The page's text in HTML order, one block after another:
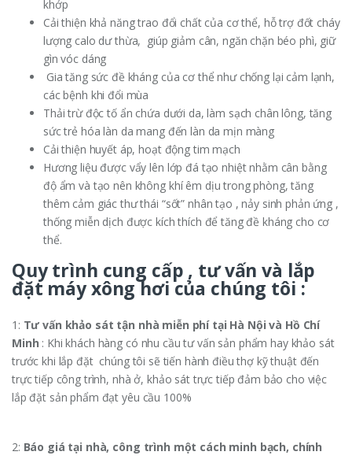
khớp
Cải thiện khả năng trao đổi chất của cơ thể, hỗ trợ đốt cháy
lượng calo dư thừa, giúp giảm cân, ngăn chặn béo phì, giữ
gìn vóc dáng
Gia tăng sức đề kháng của cơ thể như chống lại cảm lạnh,
các bệnh khi đổi mùa
Thải trừ độc tố ẩn chứa dưới da, làm sạch chân lông, tăng
sức trẻ hóa làn da mang đến làn da mịn màng
Cải thiện huyết áp, hoạt động tim mạch
Hương liệu được vẩy lên lớp đá tạo nhiệt nhằm cân bằng
độ ẩm và tạo nên không khí êm dịu trong phòng, tăng
thêm cảm giác thư thái “sốt” nhân tạo , nảy sinh phản ứng ,
thống miễn dịch được kích thích để tăng đề kháng cho cơ
thể.
Quy trình cung cấp , tư vấn và lắp
đặt máy xông hơi của chúng tôi :
1: Tư vấn khảo sát tận nhà miễn phí tại Hà Nội và Hồ Chí
Minh : Khi khách hàng có nhu cầu tư vấn sản phẩm hay khảo sát
trước khi lắp đặt chúng tôi sẽ tiến hành điều thợ kỹ thuật đến
trực tiếp công trình, nhà ở, khảo sát trực tiếp đảm bảo cho việc
lắp đặt sản phẩm đạt yêu cầu 100%
2: Báo giá tại nhà, công trình một cách minh bạch, chính